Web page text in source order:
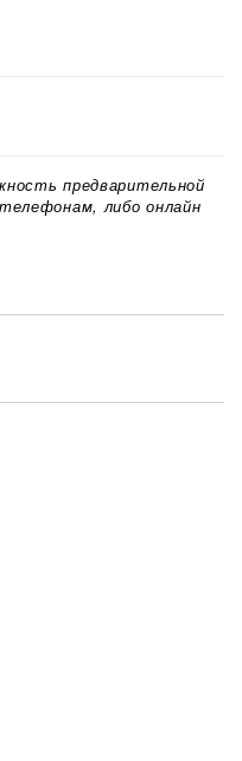
предварительной
либо онлайн